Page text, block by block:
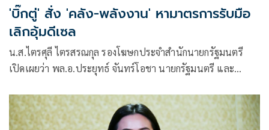
'บิ๊กตู่' สั่ง 'คลัง-พลังงาน' หามาตรการรับมือ
เลิกอุ้มดีเซล
น.ส.ไตรศุลี ไตรสรณกุล รองโฆษกประจำสำนักนายกรัฐมนตรี
เปิดเผยว่า พล.อ.ประยุทธ์ จันทร์โอชา นายกรัฐมนตรี และ